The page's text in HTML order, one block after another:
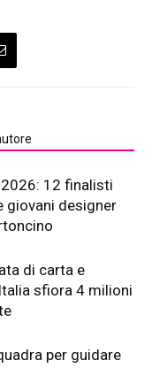
12 finalisti
giovani designer
di carta e
sfiora 4 milioni
per guidare